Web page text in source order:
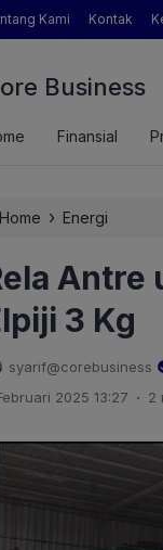
Kami Kontak
Business
Amran?
Finansial
Home › Energi
Antre
3 Kg
syarif@corebusiness
2025 13:27 . 2